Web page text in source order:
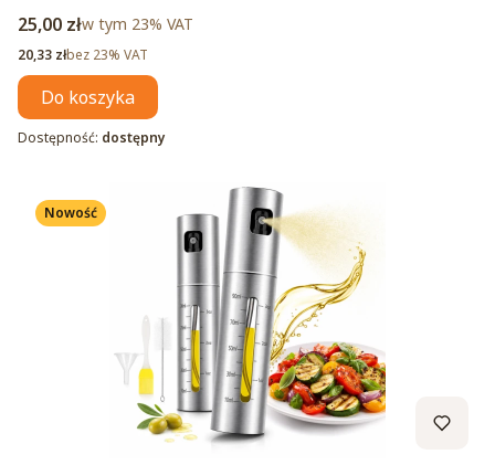
Cena brutto
25,00 złw tym %s VAT
w tym 23% VAT
Cena netto
20,33 złbez 23% VAT
Do koszyka
Dostępność: dostępny
Nowość